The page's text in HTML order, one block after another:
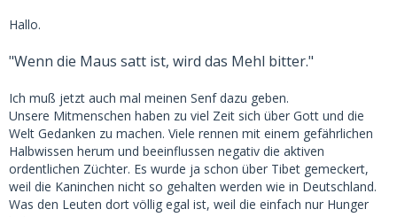
Hallo.
"Wenn die Maus satt ist, wird das Mehl bitter."
Ich muß jetzt auch mal meinen Senf dazu geben.
Unsere Mitmenschen haben zu viel Zeit sich über Gott und die
Welt Gedanken zu machen. Viele rennen mit einem gefährlichen
Halbwissen herum und beeinflussen negativ die aktiven
ordentlichen Züchter. Es wurde ja schon über Tibet gemeckert,
weil die Kaninchen nicht so gehalten werden wie in Deutschland.
Was den Leuten dort völlig egal ist, weil die einfach nur Hunger